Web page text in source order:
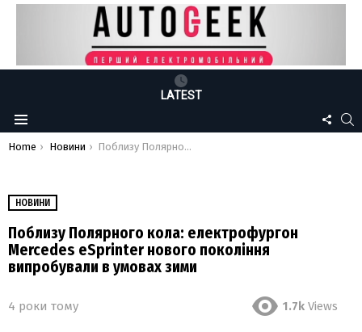
LATEST
Menu
US
You are here:
Home Новини Поблизу Полярного кола: електрофургон Mercedes eSprinter нового покоління випробували в умовах зими
НОВИНИ
Поблизу Полярного кола: електрофургон
Mercedes eSprinter нового покоління
випробували в умовах зими
4 роки тому 1.7k Views